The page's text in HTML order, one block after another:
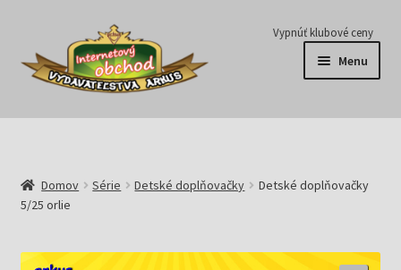
Preskočiť
navigáciu
Preskočiť
obsah
Vypnúť klubové ceny
Menu
Série
E-knihy
Predplatné
Domov Série Detské doplňovačky
Detské doplňovačky
5/25 orlie